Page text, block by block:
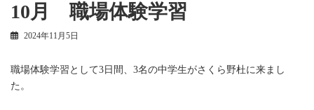
10月 職場体験学習
2024年11月5日
職場体験学習として3日間、3名の中学生がさくら野杜に来まし
た。